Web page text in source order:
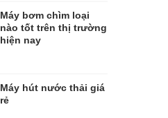
Máy bơm chìm loại
nào tốt trên thị trường
hiện nay
Máy hút nước thải giá
rẻ